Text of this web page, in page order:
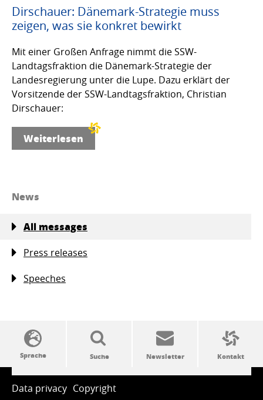
Dirschauer: Dänemark-Strategie muss
zeigen, was sie konkret bewirkt
Mit einer Großen Anfrage nimmt die SSW-
Landtagsfraktion die Dänemark-Strategie der
Landesregierung unter die Lupe. Dazu erklärt der
Vorsitzende der SSW-Landtagsfraktion, Christian
Dirschauer:
Weiterlesen
News
All messages
Press releases
Speeches
SSW-Politik von A bis Z
Data privacy Copyright